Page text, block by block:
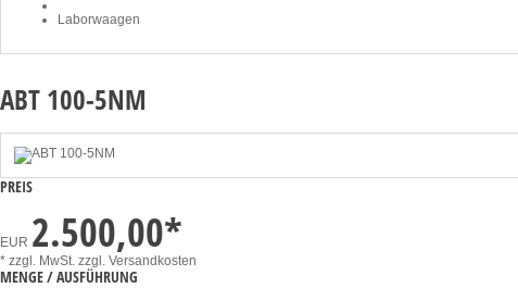
Laborwaagen
ABT 100-5NM
PREIS
EUR 2.500,00*
* zzgl. MwSt. zzgl. Versandkosten
MENGE / AUSFÜHRUNG